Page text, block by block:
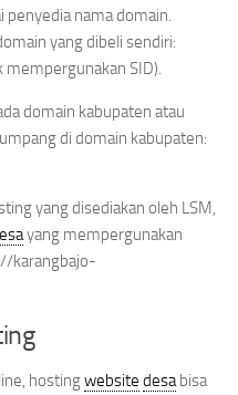
penyedia nama domain.
yang dibeli sendiri:
SID).
domain kabupaten atau
di domain kabupaten:
yang disediakan oleh LSM,
yang mempergunakan
karangbajo-
hostingwebsite desabisa